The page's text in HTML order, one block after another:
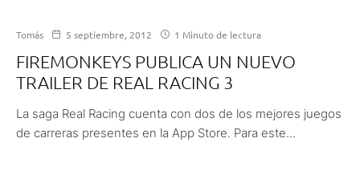
Tomás 5 septiembre, 2012 1 Minuto de lectura
FIREMONKEYS PUBLICA UN NUEVO
TRAILER DE REAL RACING 3
La saga Real Racing cuenta con dos de los mejores juegos
de carreras presentes en la App Store. Para este...